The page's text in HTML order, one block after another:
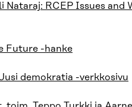
Nataraj: RCEP Issues and
Future -hanke
demokratia -verkkosivu